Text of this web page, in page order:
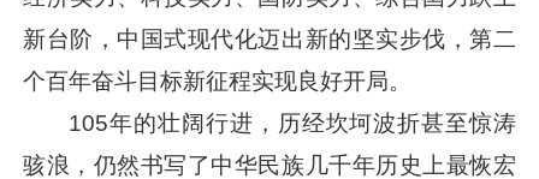
新台阶，中国式现代化迈出新的坚实步伐，第二
个百年奋斗目标新征程实现良好开局。
105年的壮阔行进，历经坎坷波折甚至惊涛
骇浪，仍然书写了中华民族几千年历史上最恢宏